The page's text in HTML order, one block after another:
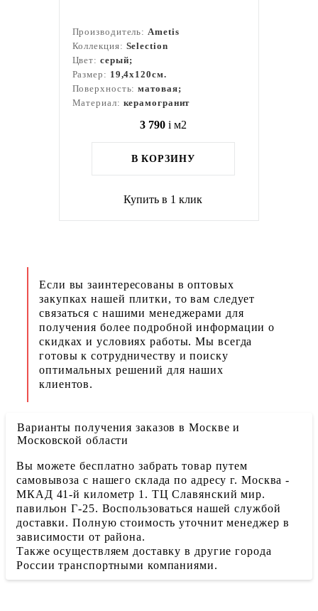
Производитель:Ametis
Коллекция: Selection
Цвет: серый;
Размер: 19,4x120см.
Поверхность:матовая;
Материал: керамогранит
3 790 i м2
В КОРЗИНУ
Купить в 1 клик
Если вы заинтересованы в оптовых
закупках нашей плитки, то вам следует
связаться с нашими менеджерами для
получения более подробной информации о
скидках и условиях работы. Мы всегда
готовы к сотрудничеству и поиску
оптимальных решений для наших
клиентов.
Варианты получения заказов в Москве и
Московской области
Вы можете бесплатно забрать товар путем
самовывоза с нашего склада по адресу г. Москва -
МКАД 41-й километр 1. ТЦ Славянский мир.
павильон Г-25. Воспользоваться нашей службой
доставки. Полную стоимость уточнит менеджер в
зависимости от района.
Также осуществляем доставку в другие города
России транспортными компаниями.